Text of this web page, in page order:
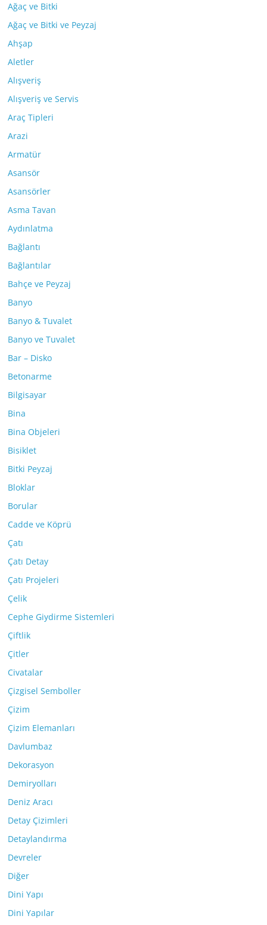
Ağaç ve Bitki
Ağaç ve Bitki ve Peyzaj
Ahşap
Aletler
Alışveriş
Alışveriş ve Servis
Araç Tipleri
Arazi
Armatür
Asansör
Asansörler
Asma Tavan
Aydınlatma
Bağlantı
Bağlantılar
Bahçe ve Peyzaj
Banyo
Banyo & Tuvalet
Banyo ve Tuvalet
Bar – Disko
Betonarme
Bilgisayar
Bina
Bina Objeleri
Bisiklet
Bitki Peyzaj
Bloklar
Borular
Cadde ve Köprü
Çatı
Çatı Detay
Çatı Projeleri
Çelik
Cephe Giydirme Sistemleri
Çiftlik
Çitler
Civatalar
Çizgisel Semboller
Çizim
Çizim Elemanları
Davlumbaz
Dekorasyon
Demiryolları
Deniz Aracı
Detay Çizimleri
Detaylandırma
Devreler
Diğer
Dini Yapı
Dini Yapılar